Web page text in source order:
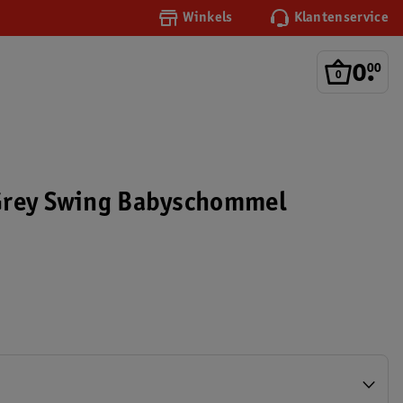
Winkels Klantenservice
0.
00
Swing Babyschommel